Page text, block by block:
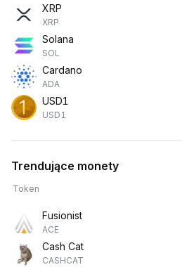
XRP
XRP
Solana
SOL
Cardano
ADA
USD1
USD1
Trendujące monety
Token
Fusionist
ACE
Cash Cat
CASHCAT